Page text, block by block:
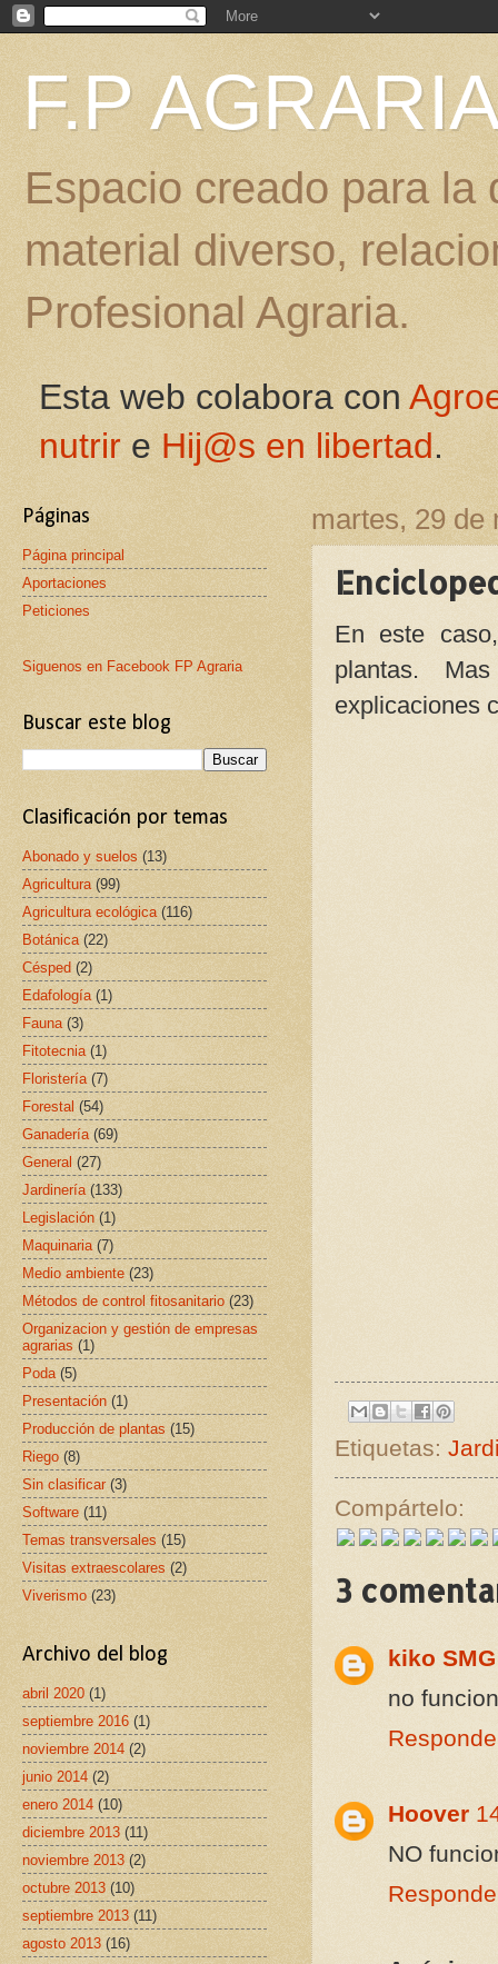
F.P
Espacio creado para
material diverso,
Profesional Agraria.
Esta web colabora con
nutrir e Hij@s en libertad.
martes, 29 de
En este
plantas.
explicaciones
Etiquetas:
Compártelo:
3
kiko SMG
no
Hoover
NO
Páginas
Página principal
Aportaciones
Peticiones
Siguenos en Facebook FP Agraria
Buscar este blog
Clasificación por temas
Abonado y suelos (13)
Agricultura (99)
Agricultura ecológica (116)
Botánica (22)
Césped (2)
Edafología (1)
Fauna (3)
Fitotecnia (1)
Floristería (7)
Forestal (54)
Ganadería (69)
General (27)
Jardinería (133)
Legislación (1)
Maquinaria (7)
Medio ambiente (23)
Métodos de control fitosanitario (23)
Organizacion y gestión de empresas
agrarias (1)
Poda (5)
Presentación (1)
Producción de plantas (15)
Riego (8)
Sin clasificar (3)
Software (11)
Temas transversales (15)
Visitas extraescolares (2)
Viverismo (23)
Archivo del blog
abril 2020 (1)
septiembre 2016 (1)
noviembre 2014 (2)
junio 2014 (2)
enero 2014 (10)
diciembre 2013 (11)
noviembre 2013 (2)
octubre 2013 (10)
septiembre 2013 (11)
agosto 2013 (16)